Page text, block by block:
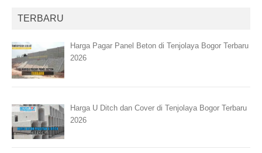
TERBARU
Harga Pagar Panel Beton di Tenjolaya Bogor Terbaru
2026
Harga U Ditch dan Cover di Tenjolaya Bogor Terbaru
2026